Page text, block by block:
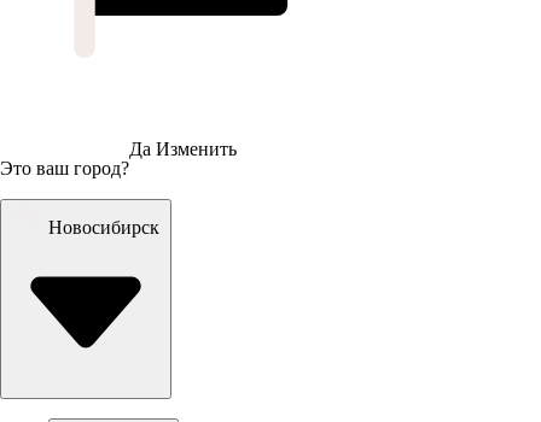
Это ваш город?
Да Изменить
Новосибирск